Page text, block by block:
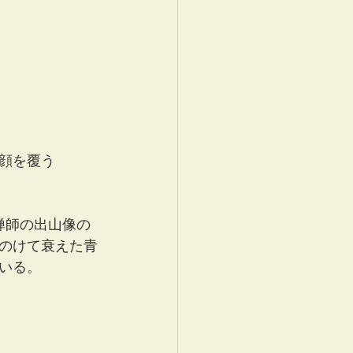
を覆う
師の出山像の
けて衰えた青
る。